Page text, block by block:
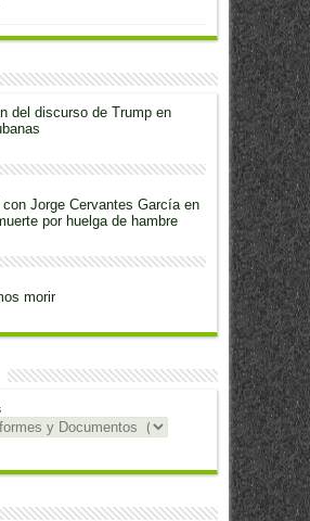
del discurso de Trump en
Jorge Cervantes García en
por huelga de hambre
morir